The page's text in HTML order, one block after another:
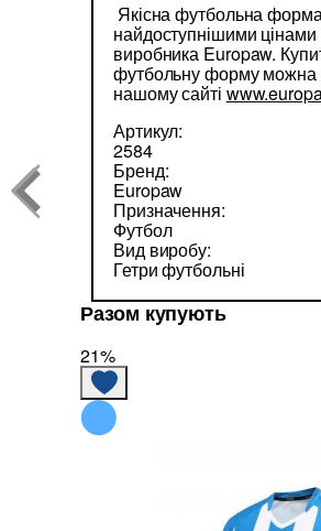
Якісна футбольна
найдоступнішими цінами
виробника Europaw.
футбольну форму можна
нашому сайті
Артикул:
2584
Бренд:
Europaw
Призначення:
Футбол
Вид виробу:
Гетри футбольні
Разом купують
21%